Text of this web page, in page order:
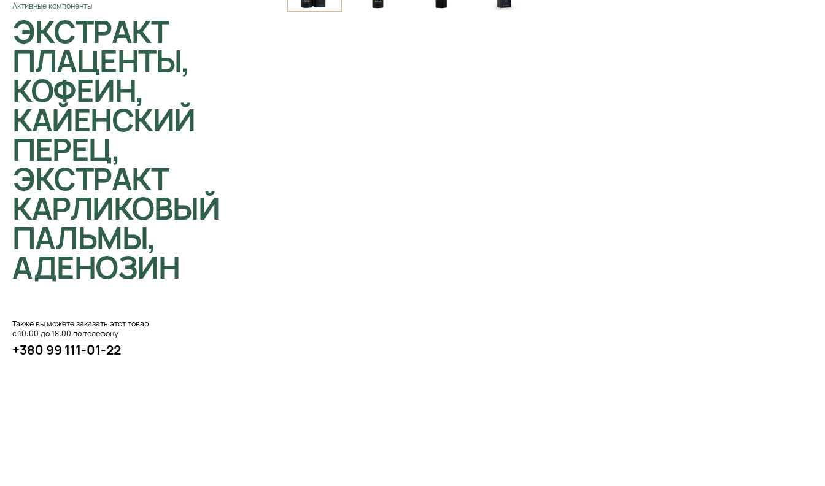
Активные компоненты
ЭКСТРАКТ
ПЛАЦЕНТЫ,
КОФЕИН,
КАЙЕНСКИЙ
ПЕРЕЦ,
ЭКСТРАКТ
КАРЛИКОВЫЙ
ПАЛЬМЫ,
АДЕНОЗИН
Также вы можете заказать этот товар
с 10:00 до 18:00 по телефону
+380 99 111-01-22